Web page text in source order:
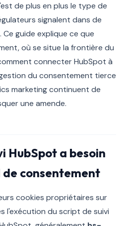
de plus en plus le type de
signalent dans de
guide explique ce que
où se situe la frontière du
connecter HubSpot à
du consentement tierce
marketing continuent de
une amende.
HubSpot a besoin
consentement
cookies propriétaires sur
l'exécution du script de suivi